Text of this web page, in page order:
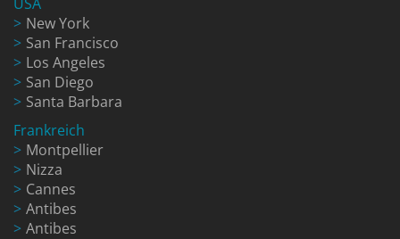
New York
San Francisco
Los Angeles
San Diego
Santa Barbara
Frankreich
Montpellier
Nizza
Cannes
Antibes
Antibes